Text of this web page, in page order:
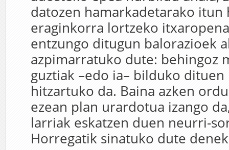
datozen hamarkadetarako itun
eraginkorra lortzeko
entzungo ditugun balorazioek
azpimarratuko dute: behingoz
guztiak –edo ia– bilduko dituen
hitzartuko da. Baina azken
ezean plan urardotua izango
larriak eskatzen duen neurri-
Horregatik sinatuko dute